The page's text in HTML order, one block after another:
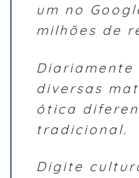
um no
milhões de
Diariamente
diversas
ótica
tradicional.
Digite